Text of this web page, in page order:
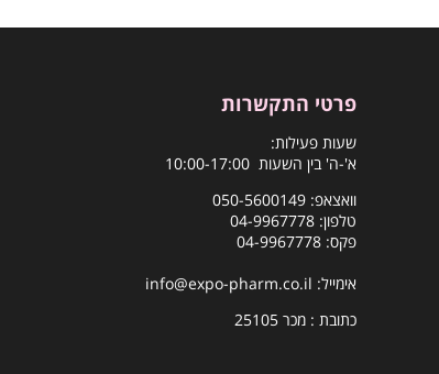
פרטי התקשרות
שעות פעילות:
א'-ה' בין השעות 10:00-17:00
וואצאפ: 050-5600149
טלפון: 04-9967778
פקס: 04-9967778
אימייל: info@expo-pharm.co.il
כתובת : מכר 25105